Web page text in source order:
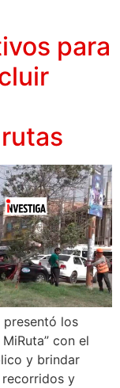
para
presentó los
con el
y brindar
y